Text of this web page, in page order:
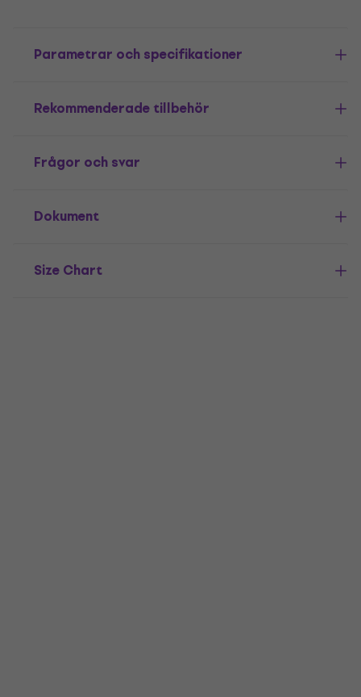
Parametrar och specifikationer
Rekommenderade tillbehör
Frågor och svar
Dokument
Size Chart